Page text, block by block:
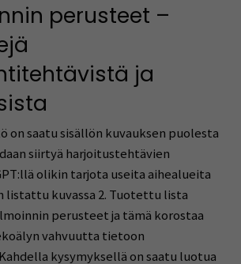
perusteet –
ja
on saatu sisällön kuvauksen puolesta
siirtyä harjoitustehtävien
olikin tarjota useita aihealueita
listattu kuvassa 2. Tuotettu lista
perusteet ja tämä korostaa
vahvuutta tietoon
kysymyksellä on saatu luotua